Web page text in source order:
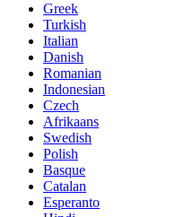
Greek
Turkish
Italian
Danish
Romanian
Indonesian
Czech
Afrikaans
Swedish
Polish
Basque
Catalan
Esperanto